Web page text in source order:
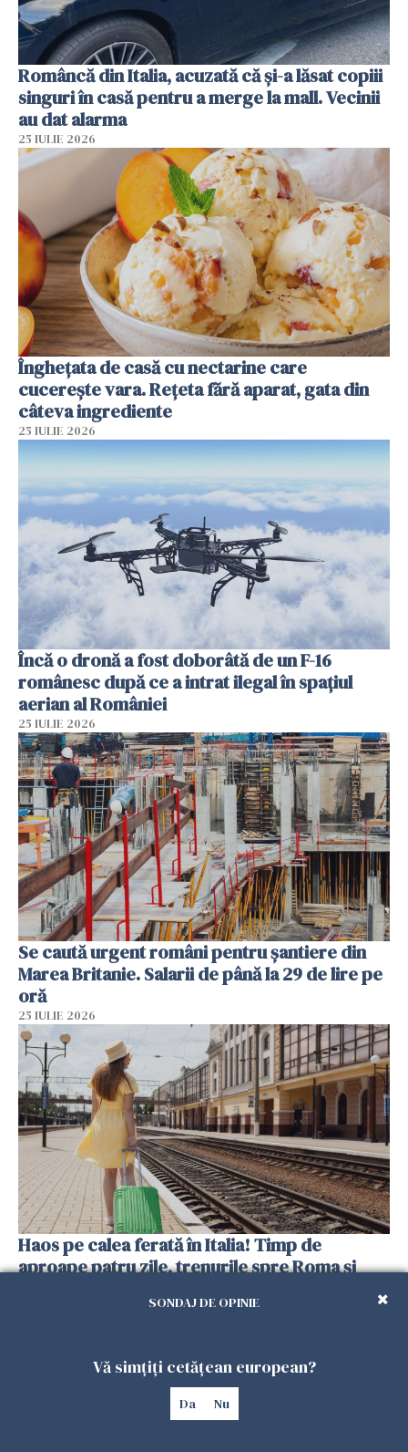
Româncă din Italia, acuzată că și-a lăsat copiii
singuri în casă pentru a merge la mall. Vecinii
au dat alarma
25 IULIE 2026
Înghețata de casă cu nectarine care
cucerește vara. Rețeta fără aparat, gata din
câteva ingrediente
25 IULIE 2026
Încă o dronă a fost doborâtă de un F-16
românesc după ce a intrat ilegal în spațiul
aerian al României
25 IULIE 2026
Se caută urgent români pentru șantiere din
Marea Britanie. Salarii de până la 29 de lire pe
oră
25 IULIE 2026
Haos pe calea ferată în Italia! Timp de
aproape patru zile, trenurile spre Roma și
SONDAJ DE OPINIE
Vă simțiți cetățean european?
Da Nu